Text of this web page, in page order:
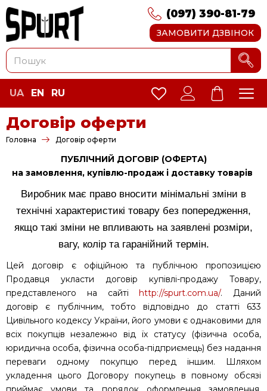
(097) 390-81-79
ЗАМОВИТИ ДЗВІНОК
UA EN RU
Договір оферти
Головна Договір оферти
ПУБЛІЧНИЙ ДОГОВІР (ОФЕРТА)
на замовлення, купівлю-продаж і доставку товарів
Виробник має право вносити мінімальні зміни в
технічні характеристикі товару без попередження,
якщо такі зміни не впливають на заявлені розміри,
вагу, колір та гаранійний термін.
Цей договір є офіційною та публічною пропозицією
Продавця укласти договір купівлі-продажу Товару,
представленого на сайтіhttp://spurt.com.ua/. Даний
договір є публічним, тобто відповідно до статті 633
Цивільного кодексу України, його умови є однаковими для
всіх покупців незалежно від їх статусу (фізична особа,
юридична особа, фізична особа-підприємець) без надання
переваги одному покупцю перед іншим. Шляхом
укладення цього Договору покупець в повному обсязі